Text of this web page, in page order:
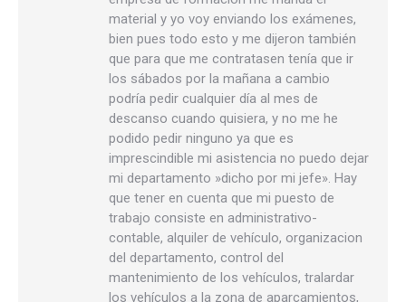
material y yo voy enviando los exámenes,
bien pues todo esto y me dijeron también
que para que me contratasen tenía que ir
los sábados por la mañana a cambio
podría pedir cualquier día al mes de
descanso cuando quisiera, y no me he
podido pedir ninguno ya que es
imprescindible mi asistencia no puedo dejar
mi departamento »dicho por mi jefe». Hay
que tener en cuenta que mi puesto de
trabajo consiste en administrativo-
contable, alquiler de vehículo, organizacion
del departamento, control del
mantenimiento de los vehículos, tralardar
los vehículos a la zona de aparcamientos,